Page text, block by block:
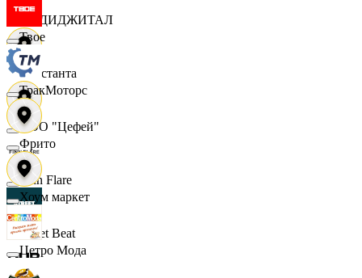
X5 ДИДЖИТАЛ
Константа
ООО "Цефей"
Finn Flare
Street Beat
Твое
ТракМоторс
Фрито
Хоум маркет
Цетро Мода